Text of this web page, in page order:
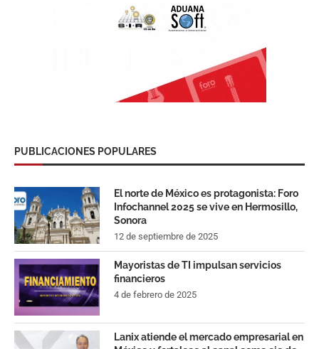
PUBLICACIONES POPULARES
El norte de México es protagonista: Foro
Infochannel 2025 se vive en Hermosillo,
Sonora
12 de septiembre de 2025
Mayoristas de TI impulsan servicios
financieros
4 de febrero de 2025
Lanix atiende el mercado empresarial en